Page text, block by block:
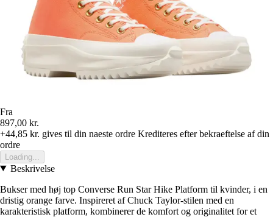
Fra
897,00 kr.
+44,85 kr. gives til din naeste ordre Krediteres efter bekraeftelse af din
ordre
Loading...
Beskrivelse
Bukser med høj top Converse Run Star Hike Platform til kvinder, i en
dristig orange farve. Inspireret af Chuck Taylor-stilen med en
karakteristisk platform, kombinerer de komfort og originalitet for et